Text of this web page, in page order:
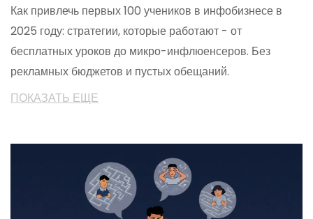
Как привлечь первых 100 учеников в инфобизнесе в
2025 году: стратегии, которые работают - от
бесплатных уроков до микро-инфлюенсеров. Без
рекламных бюджетов и пустых обещаний.
ПОКАЗАТЬ ЕЩЕ